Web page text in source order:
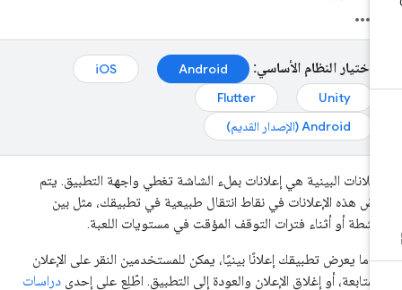
اختيار النظام الأساسي: Android
iOS
Unity
Flutter
Android (الإصدار القديم)
البينية هي إعلانات بملء الشاشة تغطي واجهة التطبيق. يتم
هذه الإعلانات في نقاط انتقال طبيعية في تطبيقك، مثل بين
أو أثناء فترات التوقف المؤقت في مستويات اللعبة.
يعرض تطبيقك إعلانًا بينيًا، يمكن للمستخدمين النقر على الإعلان
أو إغلاق الإعلان والعودة إلى التطبيق. اطّلِع على إحدىدراسات